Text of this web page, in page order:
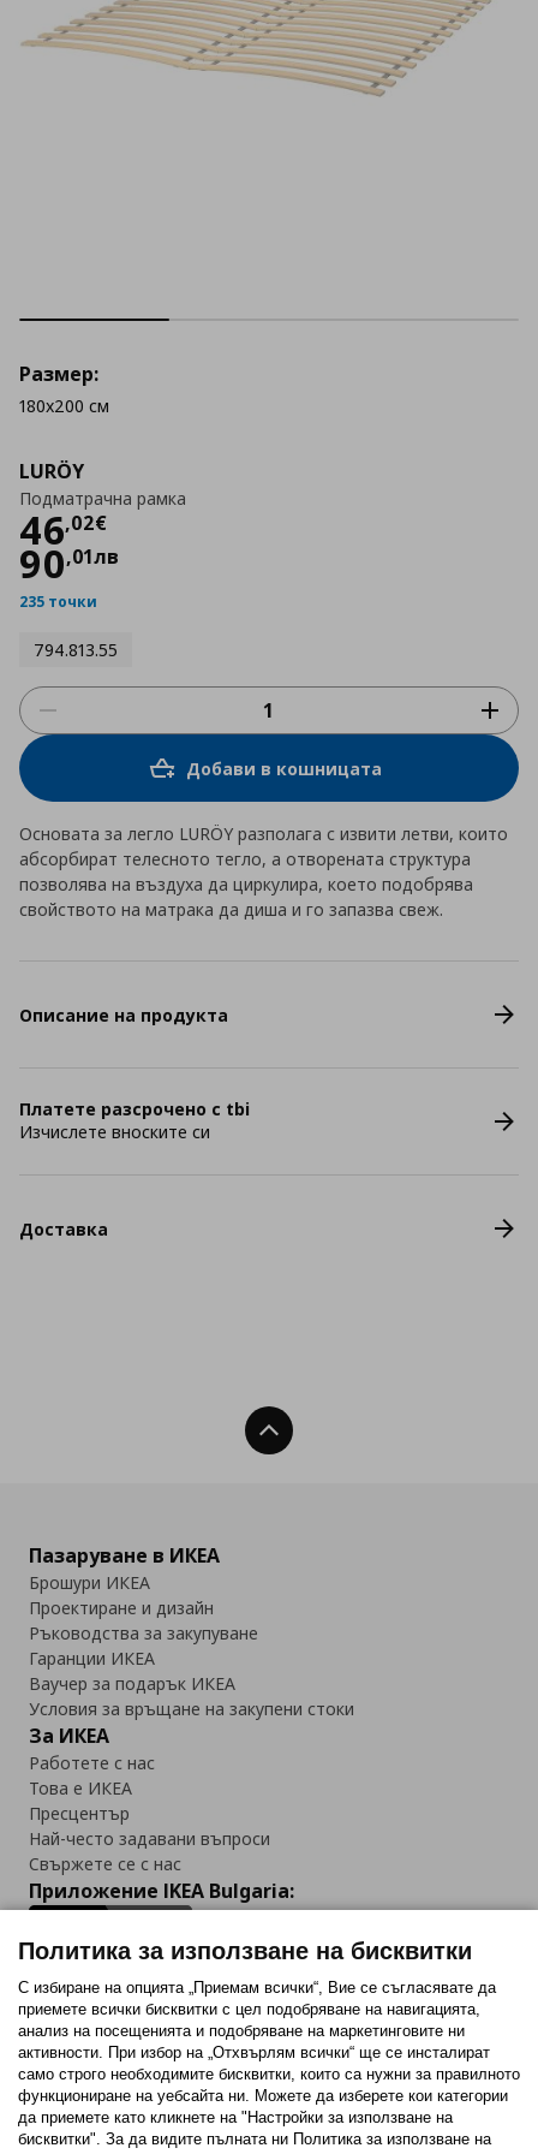
LURÖY
Подматрачна рамка
46,02€
Цена
90,01лв
235 точки
794.813.55
Размер:
180x200 см
Добави в кошницата
Основата за легло LURÖY разполага с извити летви, които
абсорбират телесното тегло, а отворената структура
позволява на въздуха да циркулира, което подобрява
свойството на матрака да диша и го запазва свеж.
Описание на продукта
Платете разсрочено с tbi
Изчислете вноските си
Доставка
Нагоре
Пазаруване в ИКЕА
Брошури ИКЕА
Проектиране и дизайн
Ръководства за закупуване
Гаранции ИКЕА
Ваучер за подарък ИКЕА
Условия за връщане на закупени стоки
За ИКЕА
Работете с нас
Това е ИКЕА
Пресцентър
Най-често задавани въпроси
Свържете се с нас
Приложение IKEA Bulgaria:
Последвайте ни:
FacebookTwitterYoutubePinterestInstagram
Политика за използване на бисквитки
С избиране на опцията „Приемам всички“, Вие се съгласявате да
приемете всички бисквитки с цел подобряване на навигацията,
анализ на посещенията и подобряване на маркетинговите ни
активности. При избор на „Отхвърлям всички“ ще се инсталират
само строго необходимитe бисквитки, които са нужни за правилното
функциониране на уебсайта ни. Можете да изберете кои категории
да приемете като кликнете на "Настройки за използване на
бисквитки". За да видите пълната ни Политика за използване на